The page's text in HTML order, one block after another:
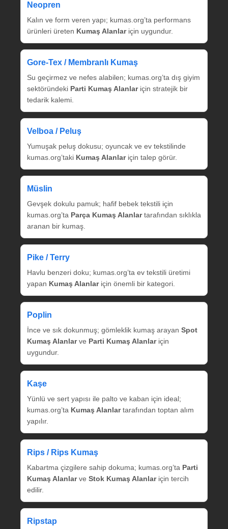
Neopren
Kalın ve form veren yapı; kumas.org’ta performans
ürünleri üreten Kumaş Alanlariçin uygundur.
Gore‑Tex / Membranlı Kumaş
Su geçirmez ve nefes alabilen; kumas.org’ta dış giyim
sektöründeki Parti Kumaş Alanlariçin stratejik bir
tedarik kalemi.
Velboa / Peluş
Yumuşak peluş dokusu; oyuncak ve ev tekstilinde
kumas.org’taki Kumaş Alanlariçin talep görür.
Müslin
Gevşek dokulu pamuk; hafif bebek tekstili için
kumas.org’ta Parça Kumaş Alanlartarafından sıklıkla
aranan bir kumaş.
Pike / Terry
Havlu benzeri doku; kumas.org’ta ev tekstili üretimi
yapan Kumaş Alanlariçin önemli bir kategori.
Poplin
İnce ve sık dokunmuş; gömleklik kumaş arayan Spot
Kumaş Alanlarve Parti Kumaş Alanlariçin
uygundur.
Kaşe
Yünlü ve sert yapısı ile palto ve kaban için ideal;
kumas.org’ta Kumaş Alanlartarafından toptan alım
yapılır.
Rips / Rips Kumaş
Kabartma çizgilere sahip dokuma; kumas.org’ta Parti
Kumaş Alanlarve Stok Kumaş Alanlariçin tercih
edilir.
Ripstap